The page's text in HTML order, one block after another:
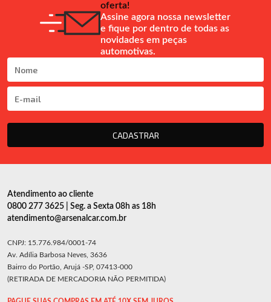
oferta!
Assine agora nossa newsletter
e fique por dentro de todas as
novidades em peças
automotivas.
CADASTRAR
Atendimento ao cliente
0800 277 3625 | Seg. a Sexta 08h as 18h
atendimento@arsenalcar.com.br
CNPJ: 15.776.984/0001-74
Av. Adília Barbosa Neves, 3636
Bairro do Portão, Arujá -SP, 07413-000
(RETIRADA DE MERCADORIA NÃO PERMITIDA)